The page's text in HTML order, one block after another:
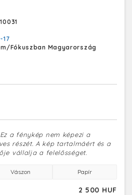
és számos rendőri
17
Fókuszban Magyarország
a fénykép nem képezi a
részét. A kép tartalmáért és a
vállalja a felelősséget.
Vászon Papír
2 500 HUF